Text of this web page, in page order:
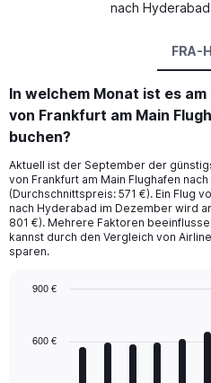
nach
FRA-
In welchem Monat ist es
von Frankfurt am Main
buchen?
Aktuell ist der September der
von Frankfurt am Main Flughafen
(Durchschnittspreis: 571 €). Ein Flug
nach Hyderabad im Dezember wird
801 €). Mehrere Faktoren
kannst durch den Vergleich von
sparen.
with
600 €
900 €